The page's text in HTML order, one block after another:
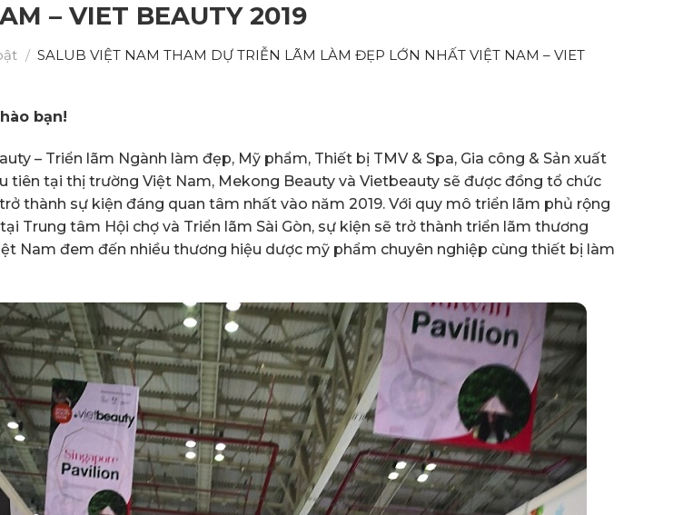
– VIET BEAUTY 2019
/ SALUB VIỆT NAM THAM DỰ TRIỄN LÃM LÀM ĐẸP LỚN NHẤT VIỆT NAM – VIET
bạn!
– Triển lãm Ngành làm đẹp, Mỹ phẩm, Thiết bị TMV & Spa, Gia công & Sản xuất
tiên tại thị trường Việt Nam, Mekong Beauty và Vietbeauty sẽ được đồng tổ chức
thành sự kiện đáng quan tâm nhất vào năm 2019. Với quy mô triển lãm phủ rộng
Trung tâm Hội chợ và Triển lãm Sài Gòn, sự kiện sẽ trở thành triển lãm thương
Nam đem đến nhiều thương hiệu dược mỹ phẩm chuyên nghiệp cùng thiết bị làm